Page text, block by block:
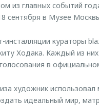
из главных событий
сентября в Музее
инсталляции кураторы
Ходака. Каждый из
голосования в
художник
идеальный мир,